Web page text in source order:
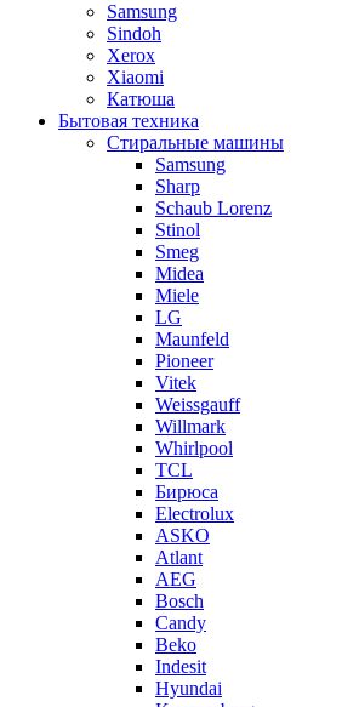
Samsung
Sindoh
Xerox
Xiaomi
Катюша
Бытовая техника
Стиральные машины
Samsung
Sharp
Schaub Lorenz
Stinol
Smeg
Midea
Miele
LG
Maunfeld
Pioneer
Vitek
Weissgauff
Willmark
Whirlpool
TCL
Бирюса
Electrolux
ASKO
Atlant
AEG
Bosch
Candy
Beko
Indesit
Hyundai